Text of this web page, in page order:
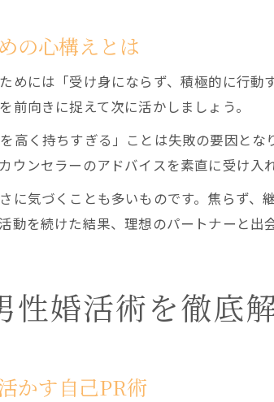
の心構えとは
めには「受け身にならず、積極的に行
向きに捉えて次に活かしましょう。
高く持ちすぎる」ことは失敗の要因とな
ンセラーのアドバイスを素直に受け入
に気づくことも多いものです。焦らず、
を続けた結果、理想のパートナーと出
性婚活術を徹底
かす自己PR術